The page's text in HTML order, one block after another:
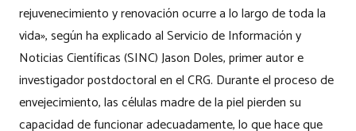
rejuvenecimiento y renovación ocurre a lo largo de toda la
vida», según ha explicado al Servicio de Información y
Noticias Científicas (SINC) Jason Doles, primer autor e
investigador postdoctoral en el CRG. Durante el proceso de
envejecimiento, las células madre de la piel pierden su
capacidad de funcionar adecuadamente, lo que hace que